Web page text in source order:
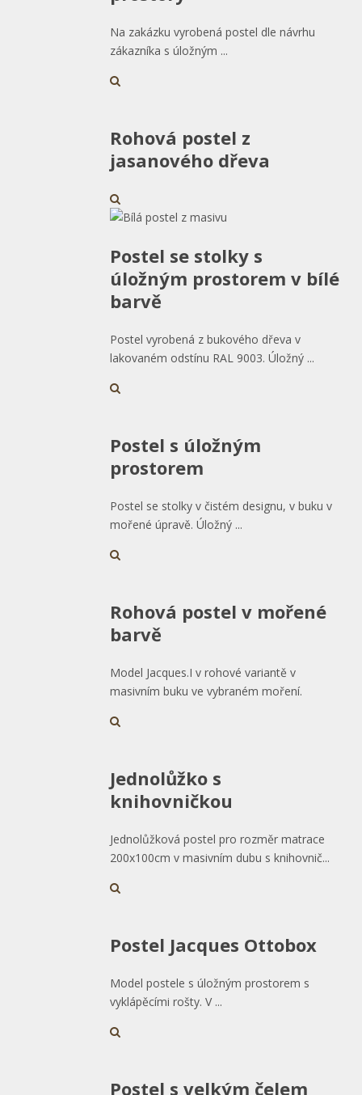
Na zakázku vyrobená postel dle návrhu
zákazníka s úložným ...
Rohová postel z
jasanového dřeva
Postel se stolky s
úložným prostorem v bílé
barvě
Postel vyrobená z bukového dřeva v
lakovaném odstínu RAL 9003. Úložný ...
Postel s úložným
prostorem
Postel se stolky v čistém designu, v buku v
mořené úpravě. Úložný ...
Rohová postel v mořené
barvě
Model Jacques.I v rohové variantě v
masivním buku ve vybraném moření.
Jednolůžko s
knihovničkou
Jednolůžková postel pro rozměr matrace
200x100cm v masivním dubu s knihovnič...
Postel Jacques Ottobox
Model postele s úložným prostorem s
vyklápěcími rošty. V ...
Postel s velkým čelem